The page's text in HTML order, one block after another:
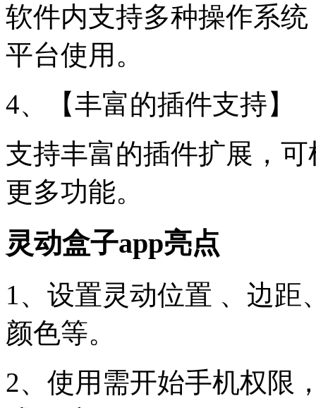
软件内支持多种操作系
平台使用。
4、【丰富的插件支持】
支持丰富的插件扩展，
更多功能。
灵动盒子app亮点
1、设置灵动位置 、边
颜色等。
2、使用需开始手机权限